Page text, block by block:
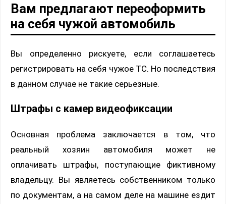
Вам предлагают переоформить
на себя чужой автомобиль
Вы определенно рискуете, если соглашаетесь
регистрировать на себя чужое ТС. Но последствия
в данном случае не такие серьезные.
Штрафы с камер видеофиксации
Основная проблема заключается в том, что
реальный хозяин автомобиля может не
оплачивать штрафы, поступающие фиктивному
владельцу. Вы являетесь собственником только
по документам, а на самом деле на машине ездит